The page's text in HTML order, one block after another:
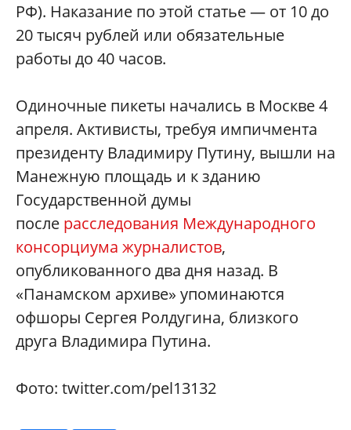
РФ). Наказание по этой статье — от 10 до
20 тысяч рублей или обязательные
работы до 40 часов.
Одиночные пикеты начались в Москве 4
апреля. Активисты, требуя импичмента
президенту Владимиру Путину, вышли на
Манежную площадь и к зданию
Государственной думы
после расследования Международного
консорциума журналистов,
опубликованного два дня назад. В
«Панамском архиве» упоминаются
офшоры Сергея Ролдугина, близкого
друга Владимира Путина.
Фото: twitter.com/pel13132